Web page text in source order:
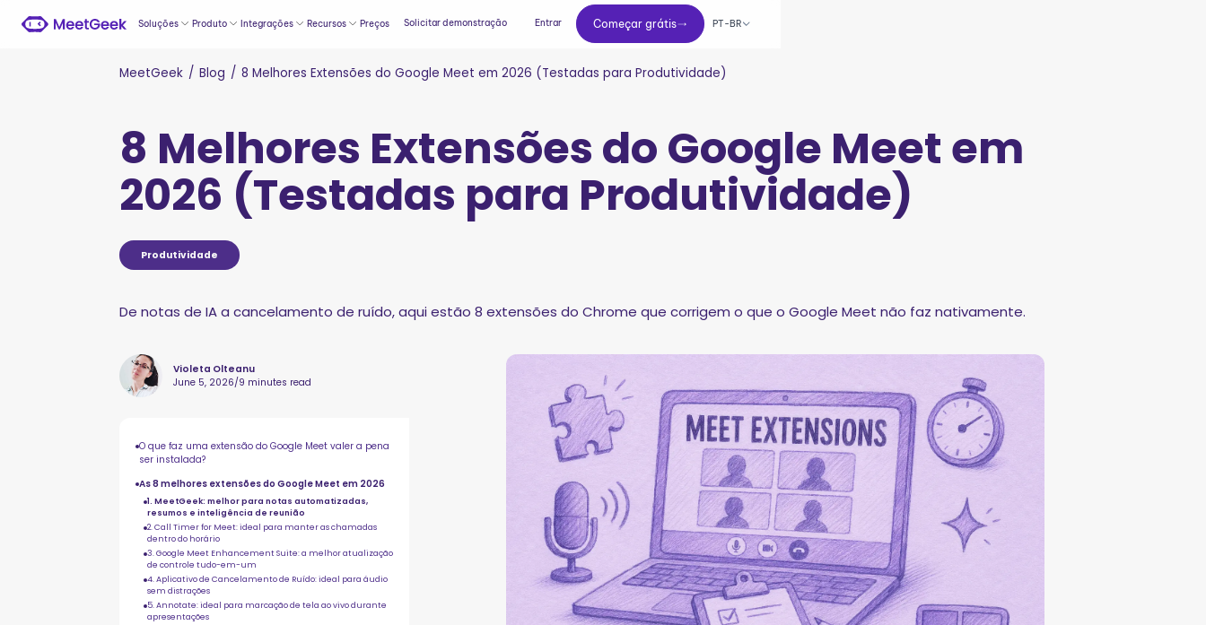
Soluções Produto Integrações Recursos Preços Solicitar demonstração Entrar Começar grátis
Começar grátis
PT-BR
MeetGeek / Blog / 8 Melhores Extensões do Google Meet em 2026 (Testadas para Produtividade)
8 Melhores Extensões do Google Meet em
2026 (Testadas para Produtividade)
Produtividade
De notas de IA a cancelamento de ruído, aqui estão 8 extensões do Chrome que corrigem o que o Google Meet não faz nativamente.
Violeta Olteanu
June 5, 2026/9 minutes read
O que faz uma extensão do Google Meet valer a pena
ser instalada?
As 8 melhores extensões do Google Meet em 2026
1. MeetGeek: melhor para notas automatizadas,
resumos e inteligência de reunião
2. Call Timer for Meet: ideal para manter as chamadas
dentro do horário
3. Google Meet Enhancement Suite: a melhor atualização
de controle tudo-em-um
4. Aplicativo de Cancelamento de Ruído: ideal para áudio
sem distrações
5. Annotate: ideal para marcação de tela ao vivo durante
apresentações